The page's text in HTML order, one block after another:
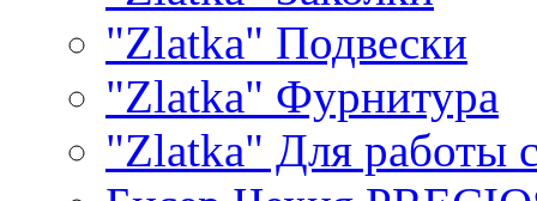
"Zlatka" Подвески
"Zlatka" Фурнитура
"Zlatka" Для работы